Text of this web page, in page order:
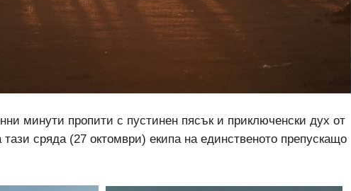
минути пропити с пустинен пясък и приключенски дух от
сряда (27 октомври) екипа на единственото препускащо